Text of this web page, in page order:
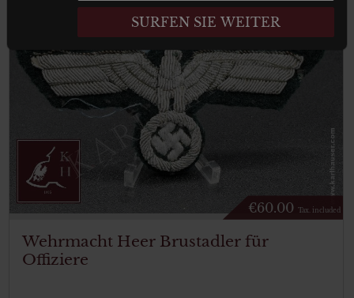
€60.00 Tax. included
Wehrmacht Heer Brustadler für
Offiziere
SURFEN SIE WEITER